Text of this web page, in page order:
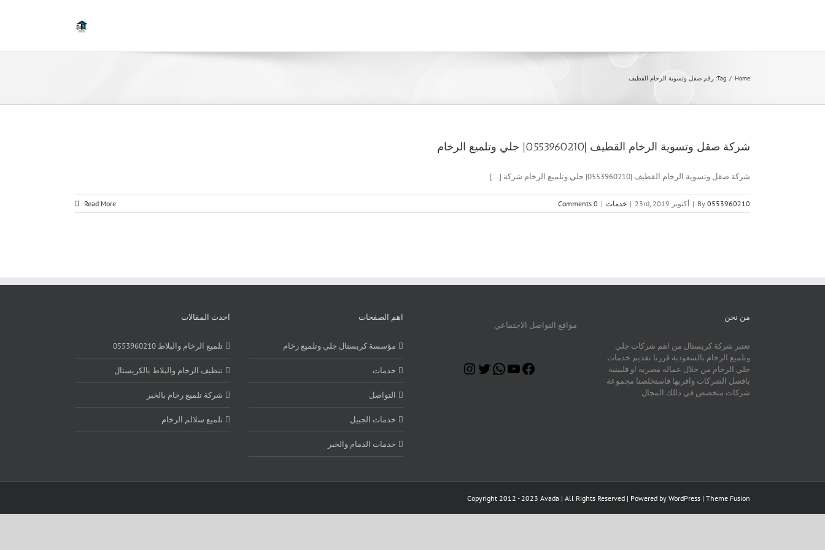
Home
/
Tag: رقم صقل وتسوية الرخام القطيف
شركة صقل وتسوية الرخام القطيف |0553960210| جلي وتلميع الرخام
شركة صقل وتسوية الرخام القطيف |0553960210| جلي وتلميع الرخام شركة [...]
By 0553960210
| أكتوبر 23rd, 2019 | خدمات |
0 Comments
Read More
من نحن
تعتبر شركة كريستال من اهم شركات جلي
وتلميع الرخام بالسعودية قررنا تقديم خدمات
جلي الرخام من خلال عماله مصريه او فلبينية
بافضل الشركات واقربها فاستخلصنا مجموعة
شركات متخصص في ذللك المجال
مواقع التواصل الاجتماعي
Facebook
YouTube
WhatsApp
Twitter
اهم الصفحات
مؤسسة كريستال جلي وتلميع رخام
خدمات
التواصل
خدمات الجبيل
خدمات الدمام والخبر
احدث المقالات
تلميع الرخام والبلاط 0553960210
تنظيف الرخام والبلاط بالكريستال
شركة تلميع رخام بالخبر
تلميع سلالم الرخام
Copyright 2012 - 2023 Avada | All Rights Reserved | Powered by WordPress | Theme Fusion